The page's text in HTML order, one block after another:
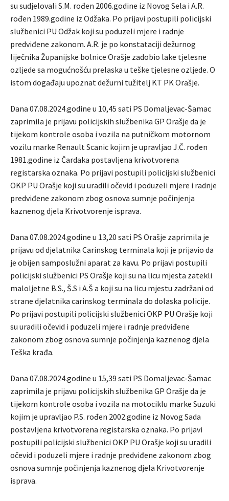
su sudjelovali S.M. rođen 2006.godine iz Novog Sela i A.R.
rođen 1989.godine iz Odžaka. Po prijavi postupili policijski
službenici PU Odžak koji su poduzeli mjere i radnje
predviđene zakonom. A.R. je po konstataciji dežurnog
liječnika Županijske bolnice Orašje zadobio lake tjelesne
ozljede sa mogućnošću prelaska u teške tjelesne ozljede. O
istom događaju upoznat dežurni tužitelj KT PK Orašje.
Dana 07.08.2024.godine u 10,45 sati PS Domaljevac-Šamac
zaprimila je prijavu policijskih službenika GP Orašje da je
tijekom kontrole osoba i vozila na putničkom motornom
vozilu marke Renault Scanic kojim je upravljao J.Č. rođen
1981.godine iz Čardaka postavljena krivotvorena
registarska oznaka. Po prijavi postupili policijski službenici
OKP PU Orašje koji su uradili očevid i poduzeli mjere i radnje
predviđene zakonom zbog osnova sumnje počinjenja
kaznenog djela Krivotvorenje isprava.
Dana 07.08.2024.godine u 13,20 sati PS Orašje zaprimila je
prijavu od djelatnika Carinskog terminala koji je prijavio da
je obijen samposlužni aparat za kavu. Po prijavi postupili
policijski službenici PS Orašje koji su na licu mjesta zatekli
maloljetne B.S., Š.S i A.Š a koji su na licu mjestu zadržani od
strane djelatnika carinskog terminala do dolaska policije.
Po prijavi postupili policijski službenici OKP PU Orašje koji
su uradili očevid i poduzeli mjere i radnje predviđene
zakonom zbog osnova sumnje počinjenja kaznenog djela
Teška krađa.
Dana 07.08.2024.godine u 15,39 sati PS Domaljevac-Šamac
zaprimila je prijavu policijskih službenika GP Orašje da je
tijekom kontrole osoba i vozila na motociklu marke Suzuki
kojim je upravljao P.S. rođen 2002.godine iz Novog Sada
postavljena krivotvorena registarska oznaka. Po prijavi
postupili policijski službenici OKP PU Orašje koji su uradili
očevid i poduzeli mjere i radnje predviđene zakonom zbog
osnova sumnje počinjenja kaznenog djela Krivotvorenje
isprava.